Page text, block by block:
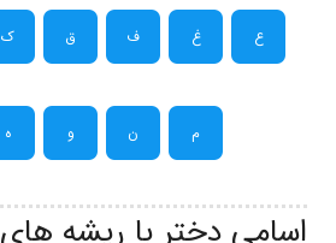
ع غ ف ق ک
م ن و ه
اسامی دختر با ریشه های